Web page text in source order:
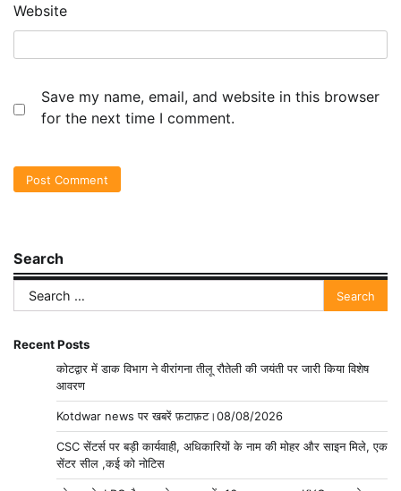
Website
Save my name, email, and website in this browser
for the next time I comment.
Search
Search
for:
Recent Posts
कोटद्वार में डाक विभाग ने वीरांगना तीलू रौतेली की जयंती पर जारी किया विशेष
आवरण
Kotdwar news पर खबरें फ़टाफ़ट।08/08/2026
CSC सेंटर्स पर बड़ी कार्यवाही, अधिकारियों के नाम की मोहर और साइन मिले, एक
सेंटर सील ,कई को नोटिस